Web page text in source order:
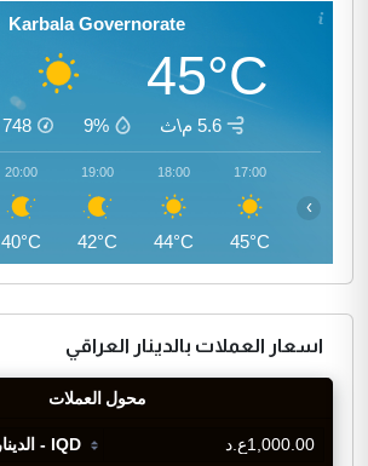
Karbala Governorate
45°C
5.6 م\ث 9%
748
17:00
45°C
18:00
44°C
19:00
42°C
20:00
40°C
›
اسعار العملات بالدينار العراقي